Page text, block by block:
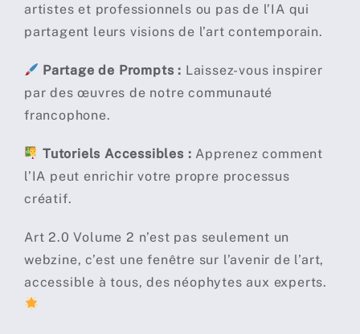
artistes et professionnels ou pas de l’IA qui
partagent leurs visions de l’art contemporain.
Partage de Prompts : Laissez-vous inspirer
par des œuvres de notre communauté
francophone.
Tutoriels Accessibles : Apprenez comment
l’IA peut enrichir votre propre processus
créatif.
Art 2.0 Volume 2 n’est pas seulement un
webzine, c’est une fenêtre sur l’avenir de l’art,
accessible à tous, des néophytes aux experts.